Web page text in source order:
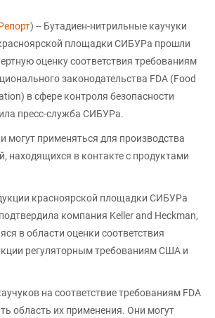
) -- Бутадиен-нитрильные каучуки
площадки СИБУРа прошли
оценку соответствия требованиям
законодательства FDA (Food
в сфере контроля безопасности
пресс-служба СИБУРа.
могут применяться для производства
находящихся в контакте с продуктами
красноярской площадки СИБУРа
компания Keller and Heckman,
в области оценки соответствия
регуляторным требованиям США и
на соответствие требованиям FDA
область их применения. Они могут